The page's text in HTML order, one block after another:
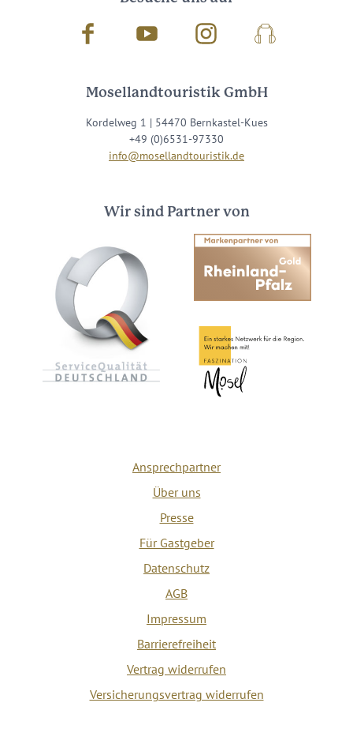
Facebook Youtube InstagramPodcast
Mosellandtouristik GmbH
Kordelweg 1 | 54470 Bernkastel-Kues
+49 (0)6531-97330
info@mosellandtouristik.de
Wir sind Partner von
Ansprechpartner
Über uns
Presse
Für Gastgeber
Datenschutz
AGB
Impressum
Barrierefreiheit
Vertrag widerrufen
Versicherungsvertrag widerrufen